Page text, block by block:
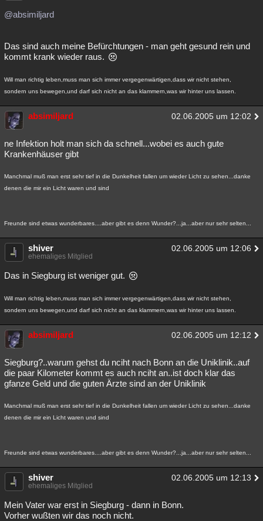
@absimiljard
Das sind auch meine Befürchtungen - man geht gesund rein und
kommt krank wieder raus.
Will man richtig leben,muss man sich immer vergegenwärtigen,dass wir nicht stehen,
sondern uns bewegen,und darf sich nicht an das klammern,was wir hinter uns lassen.
absimiljard 02.06.2005 um 12:02
ne Infektion holt man sich da schnell...wobei es auch gute
Krankenhäuser gibt
Manchmal muß man erst sehr tief in die Dunkelheit fallen um wieder Licht zu sehen...danke
denen die mir ein Licht waren und sind
Freunde sind etwas wunderbares....aber gibt es denn Wunder?...ja...aber nur sehr selten...
shiver 02.06.2005 um 12:06
ehemaliges Mitglied
Das in Siegburg ist weniger gut.
Will man richtig leben,muss man sich immer vergegenwärtigen,dass wir nicht stehen,
sondern uns bewegen,und darf sich nicht an das klammern,was wir hinter uns lassen.
absimiljard 02.06.2005 um 12:12
Siegburg?..warum gehst du nciht nach Bonn an die Uniklinik..auf
die paar Kilometer kommt es auch nciht an..ist doch klar das
gfanze Geld und die guten Ärzte sind an der Uniklinik
Manchmal muß man erst sehr tief in die Dunkelheit fallen um wieder Licht zu sehen...danke
denen die mir ein Licht waren und sind
Freunde sind etwas wunderbares....aber gibt es denn Wunder?...ja...aber nur sehr selten...
shiver 02.06.2005 um 12:13
ehemaliges Mitglied
Mein Vater war erst in Siegburg - dann in Bonn.
Vorher wußten wir das noch nicht.